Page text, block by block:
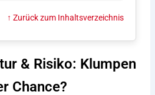
↑ Zurück zum Inhaltsverzeichnis
& Risiko: Klumpen
Chance?